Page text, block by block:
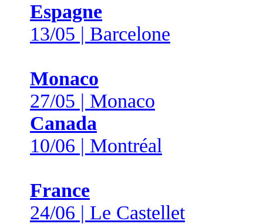
Espagne
13/05 | Barcelone
Monaco
27/05 | Monaco
Canada
10/06 | Montréal
France
24/06 | Le Castellet